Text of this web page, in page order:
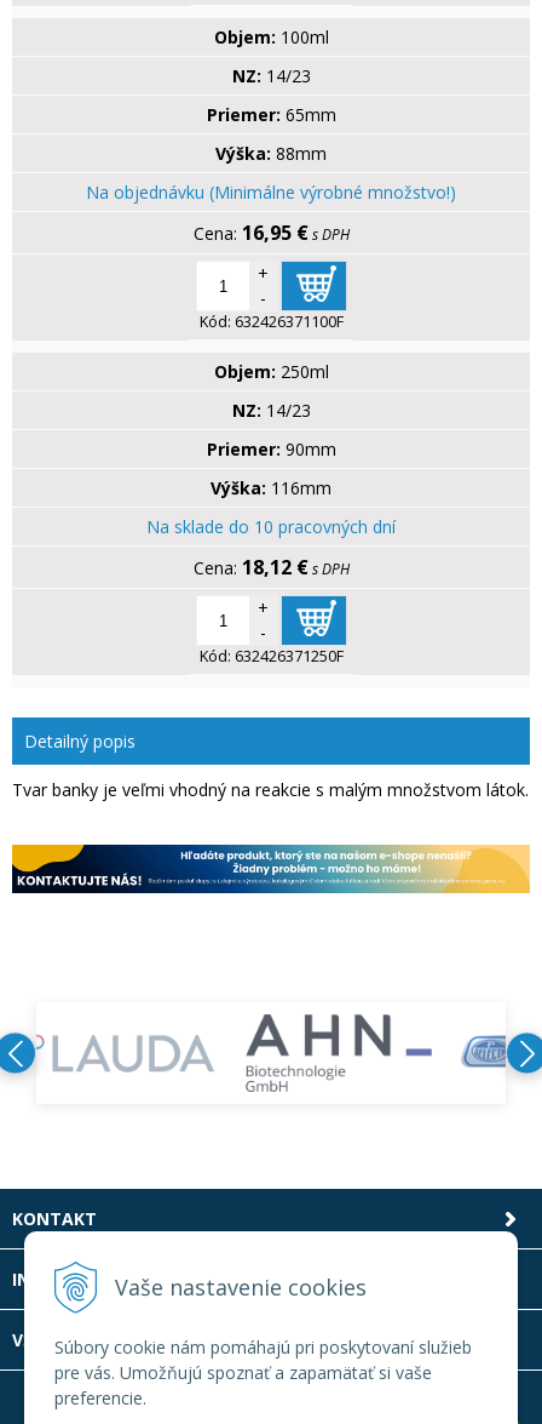
Vaše nastavenie cookies
Súbory cookie nám pomáhajú pri poskytovaní služieb
pre vás. Umožňujú spoznať a zapamätať si vaše
preferencie.
Objem: 100ml
NZ: 14/23
Priemer: 65mm
Výška: 88mm
Na objednávku (Minimálne výrobné množstvo!)
16,95 € s DPH
+
-
Kód: 632426371100F
Objem: 250ml
NZ: 14/23
Priemer: 90mm
Výška: 116mm
Na sklade do 10 pracovných dní
18,12 € s DPH
+
-
Kód: 632426371250F
Detailný popis
Tvar banky je veľmi vhodný na reakcie s malým množstvom látok.
KONTAKT
INFOLINKA
VŠETKO O NÁKUPE